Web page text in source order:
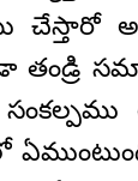
తండ్రి